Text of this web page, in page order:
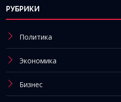
РУБРИКИ
Политика
Экономика
Бизнес